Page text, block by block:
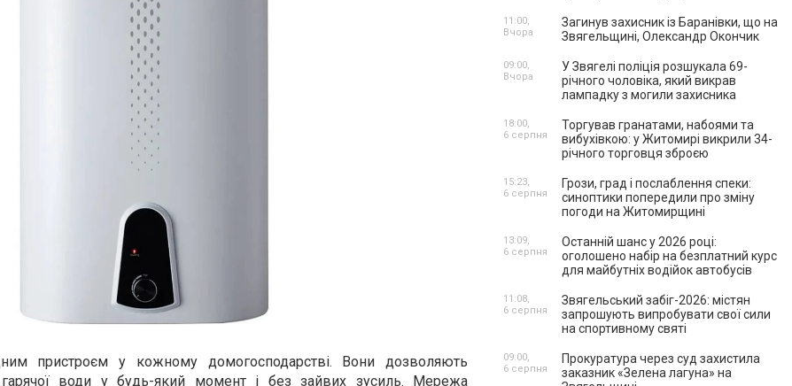
пристроєм у кожному домогосподарстві. Вони дозволяють
води у будь-який момент і без зайвих зусиль. Мережа
Загинув захисник із Баранівки, що на
Звягельщині, Олександр Окончик
11:00,
Вчора
У Звягелі поліція розшукала 69-
річного чоловіка, який викрав
лампадку з могили захисника
09:00,
Вчора
Торгував гранатами, набоями та
вибухівкою: у Житомирі викрили 34-
річного торговця зброєю
18:00,
6 серпня
Грози, град і послаблення спеки:
синоптики попередили про зміну
погоди на Житомирщині
15:23,
6 серпня
Останній шанс у 2026 році:
оголошено набір на безплатний курс
для майбутніх водійок автобусів
13:09,
6 серпня
Звягельський забіг-2026: містян
запрошують випробувати свої сили
на спортивному святі
11:08,
6 серпня
Прокуратура через суд захистила
заказник «Зелена лагуна» на
09:00,
6 серпня